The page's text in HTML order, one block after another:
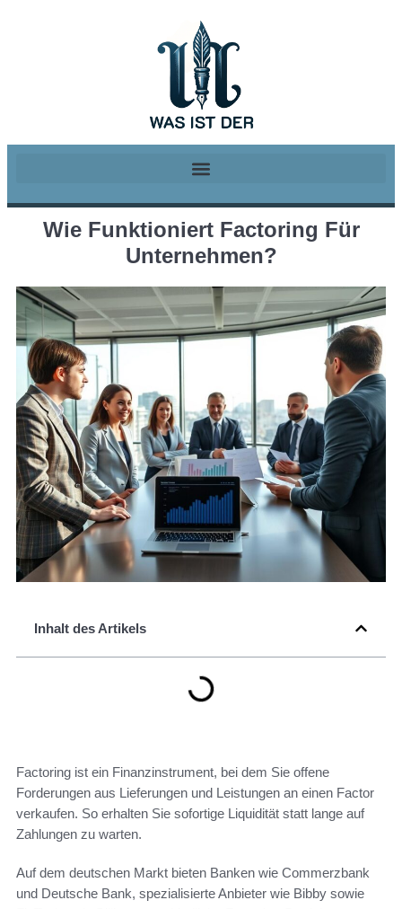
Wie Funktioniert Factoring Für
Unternehmen?
Inhalt des Artikels
Factoring ist ein Finanzinstrument, bei dem Sie offene
Forderungen aus Lieferungen und Leistungen an einen Factor
verkaufen. So erhalten Sie sofortige Liquidität statt lange auf
Zahlungen zu warten.
Auf dem deutschen Markt bieten Banken wie Commerzbank
und Deutsche Bank, spezialisierte Anbieter wie Bibby sowie